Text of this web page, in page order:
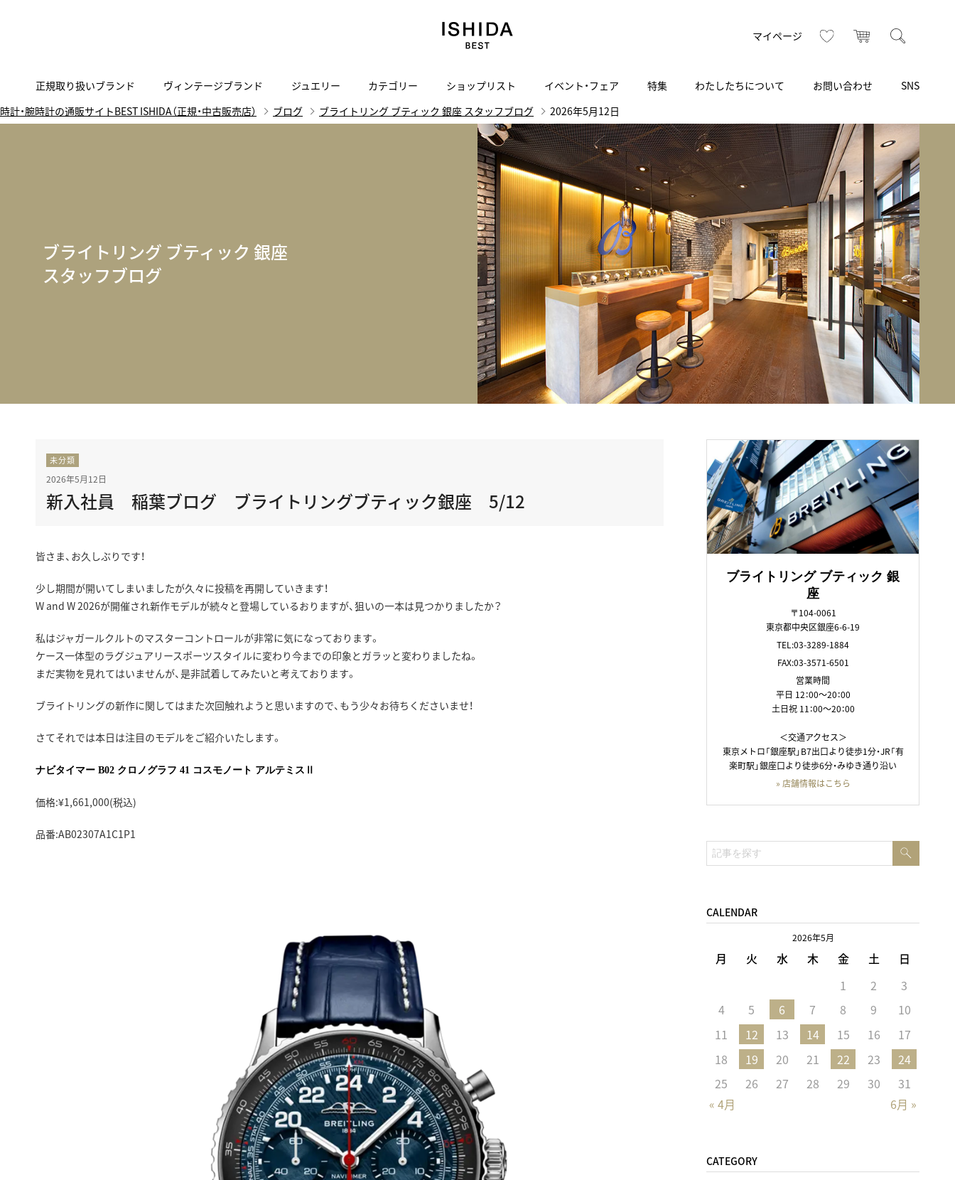
マイページ お気に入りカート
正規取り扱いブランド
A B C D E F G H I J K L M N O P
amazfit
アマズフィット
AMIDA
アミダ
エンジェルクローバー エンジェルハート
ARMINSTROM
アーミンシュトローム
Arnold & Son
アーノルド＆サン
ASTRON
正規取り扱いブランド一覧はこちら
ヴィンテージブランド
買取り・下取り・委託サービスについて
検索
ヴィンテージブランド一覧はこちら
ジュエリー カテゴリー
ヴィンテージブランド
スマートウォッチ
ジュエリー
ISHIDA いいモノ Selection
いいモノ Gift selection
i.s.d.(アイエスディー)
ショップリスト
ISHIDA表参道 ISHIDA N43°（札幌）
Luxury Time Lounge ブライトリング ブティック 銀座
ブライトリング ブティック GINZA SIX IWC 表参道ブティック BEST VINTAGE新宿
BEST VINTAGEヒューリックスクエア札幌
ショップリスト一覧はこちら
イベント・フェア 特集 わたしたちについて
代表メッセージ 会社概要 サービス
お問い合わせ
お問い合わせ ご来店の予約 オンライン相談
SNS
INSTAGRAM
TikTok
LINE
時計・腕時計の通販サイトBEST ISHIDA（正規・中古販売店） ブログ ブライトリング ブティック 銀座 スタッフブログ 2026年5月12日
ブライトリング ブティック 銀座
スタッフブログ
未分類
2026年5月12日
新入社員 稲葉ブログ ブライトリングブティック銀座 5/12
皆さま、お久しぶりです！
少し期間が開いてしまいましたが久々に投稿を再開していきます！
W and W 2026が開催され新作モデルが続々と登場しているおりますが、狙いの一本は見つかりましたか？
私はジャガールクルトのマスターコントロールが非常に気になっております。
ケース一体型のラグジュアリースポーツスタイルに変わり今までの印象とガラッと変わりましたね。
まだ実物を見れてはいませんが、是非試着してみたいと考えております。
ブライトリングの新作に関してはまた次回触れようと思いますので、もう少々お待ちくださいませ！
さてそれでは本日は注目のモデルをご紹介いたします。
ナビタイマー B02 クロノグラフ 41 コスモノート アルテミスⅡ
価格:¥1,661,000(税込)
品番:AB02307A1C1P1
ブライトリング ブティック 銀
座
〒104-0061
東京都中央区銀座6-6-19
TEL:03-3289-1884
FAX:03-3571-6501
営業時間
平日 12：00～20：00
土日祝 11：00～20：00
＜交通アクセス＞
東京メトロ「銀座駅」B7出口より徒歩1分・JR「有
楽町駅」銀座口より徒歩6分・みゆき通り沿い
» 店舗情報はこちら
検
索:
CALENDAR
2026年5月
月 火 水 木 金 土 日
« 4月 6月 »
1 2
3
4
5 6 7 8 9
10
11
12 13 14 15 16
17
18
19 20 21 22 23
24
25
26 27 28 29 30 31
CATEGORY